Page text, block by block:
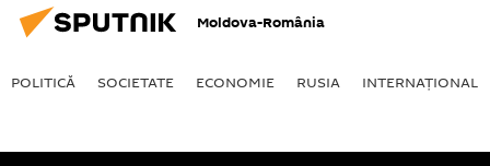
Moldova-România
POLITICĂ SOCIETATE ECONOMIE RUSIA INTERNAŢIONAL